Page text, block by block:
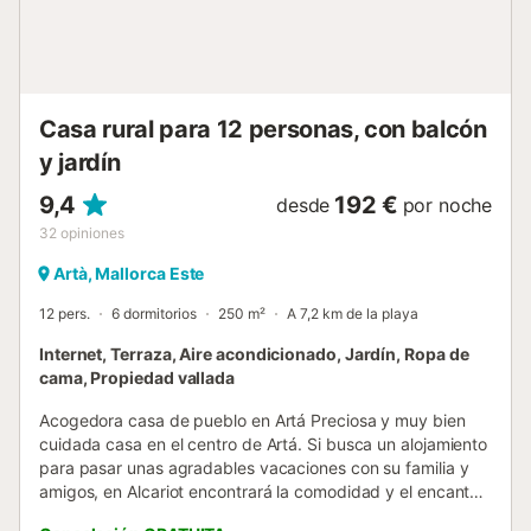
Casa rural para 12 personas, con balcón
y jardín
9,4
32 opiniones
desde 192 € por noche
Artà, Mallorca Este
12 pers. 6 dormitorios 250 m² A 7,2 km de la playa
Internet, Terraza, Aire acondicionado, Jardín, Ropa de
cama, Propiedad vallada
Acogedora casa de pueblo en Artá Preciosa y muy bien
cuidada casa en el centro de Artá. Si busca un alojamiento
para pasar unas agradables vacaciones con su familia y
amigos, en Alcariot encontrará la comodidad y el encanto